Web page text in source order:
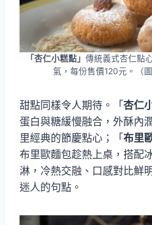
「杏仁小糕點」 傳統義式杏仁點
氣，每份售價120元。（
甜點同樣令人期待。「 杏仁
蛋白與糖緩慢融合，外酥內
里經典的節慶點心；「 布里
布里歐麵包趁熱上桌，搭配
淋，冷熱交融、口感對比鮮
迷人的句點。